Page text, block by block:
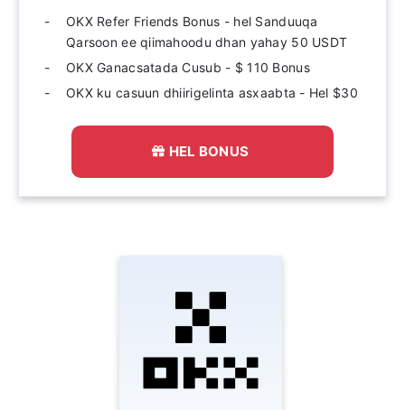
OKX Refer Friends Bonus - hel Sanduuqa
Qarsoon ee qiimahoodu dhan yahay 50 USDT
OKX Ganacsatada Cusub - $ 110 Bonus
OKX ku casuun dhiirigelinta asxaabta - Hel $30
HEL BONUS